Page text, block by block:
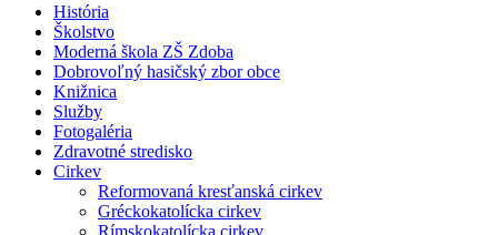
História
Školstvo
Moderná škola ZŠ Zdoba
Dobrovoľný hasičský zbor obce
Knižnica
Služby
Fotogaléria
Zdravotné stredisko
Cirkev
Reformovaná kresťanská cirkev
Gréckokatolícka cirkev
Rímskokatolícka cirkev